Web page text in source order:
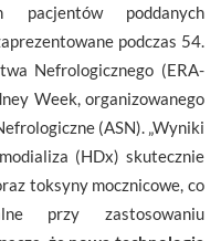
pacjentów poddanych
podczas 54.
Nefrologicznego (ERA-
Week, organizowanego
(ASN). „Wyniki
(HDx) skutecznie
toksyny mocznicowe, co
przy zastosowaniu